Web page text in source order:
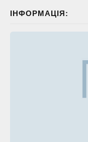
ІНФОРМАЦІЯ: